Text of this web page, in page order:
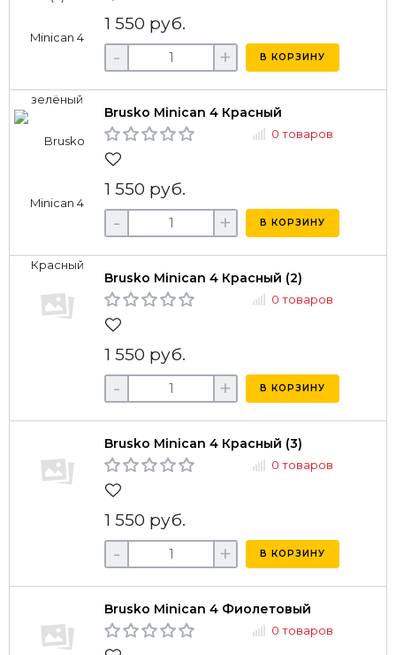
1 550 руб.
- + В КОРЗИНУ
Brusko Minican 4 Красный
0 товаров
1 550 руб.
- + В КОРЗИНУ
Brusko Minican 4 Красный (2)
0 товаров
1 550 руб.
- + В КОРЗИНУ
Brusko Minican 4 Красный (3)
0 товаров
1 550 руб.
- + В КОРЗИНУ
Brusko Minican 4 Фиолетовый
0 товаров